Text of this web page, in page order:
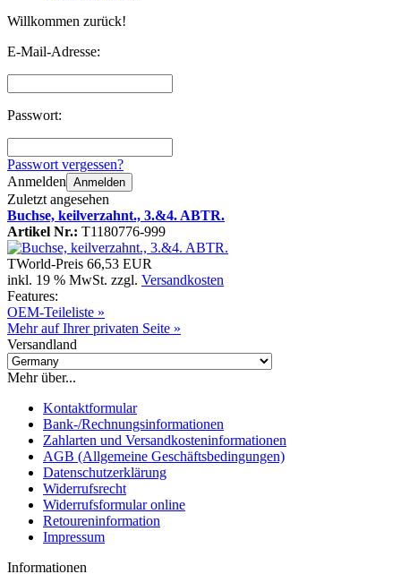
Willkommen zurück!
E-Mail-Adresse:
Passwort:
Passwort vergessen?
Anmelden Anmelden
Zuletzt angesehen
Buchse, keilverzahnt., 3.&4. ABTR.
Artikel Nr.: T1180776-999
TWorld-Preis 66,53 EUR
inkl. 19 % MwSt. zzgl. Versandkosten
Features:
OEM-Teileliste »
Mehr auf Ihrer privaten Seite »
Versandland
Mehr über...
Kontaktformular
Bank-/Rechnungsinformationen
Zahlarten und Versandkosteninformationen
AGB (Allgemeine Geschäftsbedingungen)
Datenschutzerklärung
Widerrufsrecht
Widerrufsformular online
Retoureninformation
Impressum
Informationen